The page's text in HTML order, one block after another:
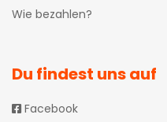
Wie bezahlen?
Du findest uns auf
Facebook